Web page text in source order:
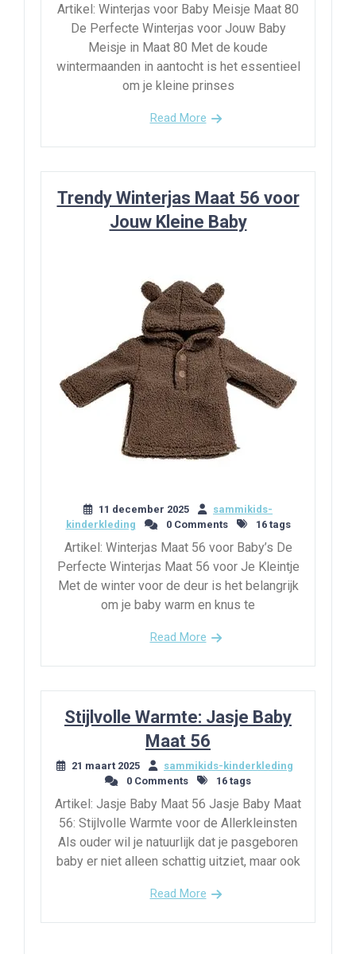
Artikel: Winterjas voor Baby Meisje Maat 80
De Perfecte Winterjas voor Jouw Baby
Meisje in Maat 80 Met de koude
wintermaanden in aantocht is het essentieel
om je kleine prinses
Read More
Trendy Winterjas Maat 56 voor
Jouw Kleine Baby
11 december 2025
sammikids-
kinderkleding
0 Comments 16 tags
Artikel: Winterjas Maat 56 voor Baby’s De
Perfecte Winterjas Maat 56 voor Je Kleintje
Met de winter voor de deur is het belangrijk
om je baby warm en knus te
Read More
Stijlvolle Warmte: Jasje Baby
Maat 56
21 maart 2025
sammikids-kinderkleding
0 Comments
16 tags
Artikel: Jasje Baby Maat 56 Jasje Baby Maat
56: Stijlvolle Warmte voor de Allerkleinsten
Als ouder wil je natuurlijk dat je pasgeboren
baby er niet alleen schattig uitziet, maar ook
Read More